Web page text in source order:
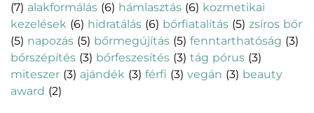
(7) alakformálás (6) hámlasztás (6) kozmetikai
kezelések (6) hidratálás (6) bőrfiatalítás (5) zsíros bőr
(5) napozás (5) bőrmegújítás (5) fenntarthatóság (3)
bőrszépítés (3) bőrfeszesítés (3) tág pórus (3)
miteszer (3) ajándék (3) férfi (3) vegán (3) beauty
award (2)